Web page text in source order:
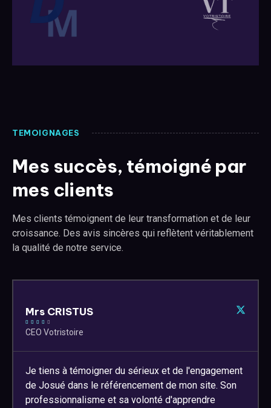
TEMOIGNAGES
Mes succès, témoigné par
mes clients
Mes clients témoignent de leur transformation et de leur
croissance. Des avis sincères qui reflètent véritablement
la qualité de notre service.
Mrs CRISTUS
    
CEO Votristoire
Je tiens à témoigner du sérieux et de l'engagement
de Josué dans le référencement de mon site. Son
professionnalisme et sa volonté d'apprendre